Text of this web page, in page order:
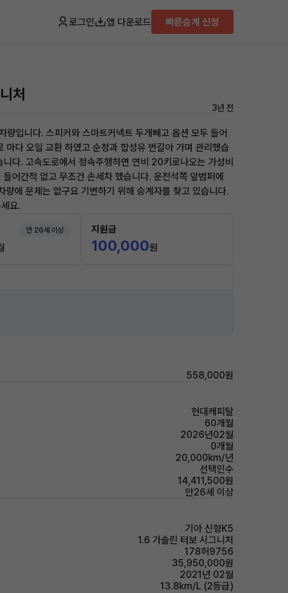
로그인 앱 다운로드 빠른승계 신청
처
3년 전
입니다. 스피커와 스마트커넥트 두개빼고 옵션 모두 들어
다 오일 교환 하였고 순정과 합성유 번갈아 가며 관리했습
다. 고속도로에서 정속주행하면 연비 20키로나오는 가성비
어간적 없고 무조건 손세차 했습니다. 운전석쪽 앞범퍼에
량에 문제는 없구요 기변하기 위해 승계자를 찾고 있습니다.
요.
만 26세 이상 지원금
100,000원
558,000원
현대캐피탈
60개월
2026년02월
0개월
20,000km/년
선택인수
14,411,500원
만26세 이상
기아 신형K5
1.6 가솔린 터보 시그니처
178허9756
35,950,000원
2021년 02월
13.8km/L (2등급)